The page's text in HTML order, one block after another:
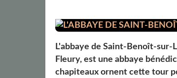
L'abbaye de Saint-Benoît-sur-
Fleury, est une abbaye
chapiteaux ornent cette tour